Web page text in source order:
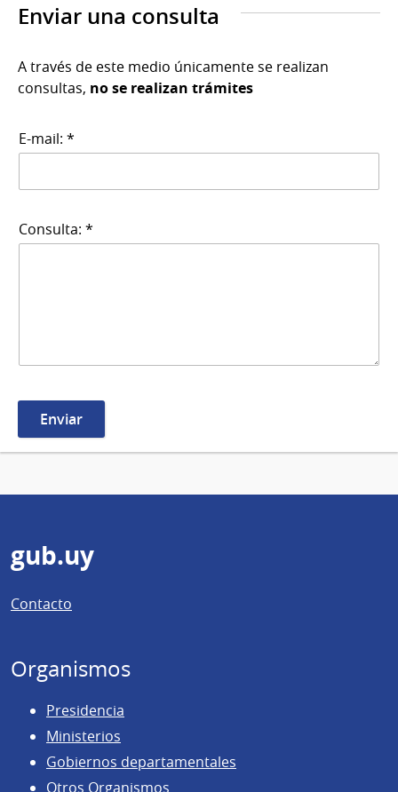
Enviar una consulta
A través de este medio únicamente se realizan
consultas, no se realizan trámites
E-mail: *
Consulta: *
Pie
de
página
gub.uy
Contacto
Organismos
Presidencia
Ministerios
Gobiernos departamentales
Otros Organismos